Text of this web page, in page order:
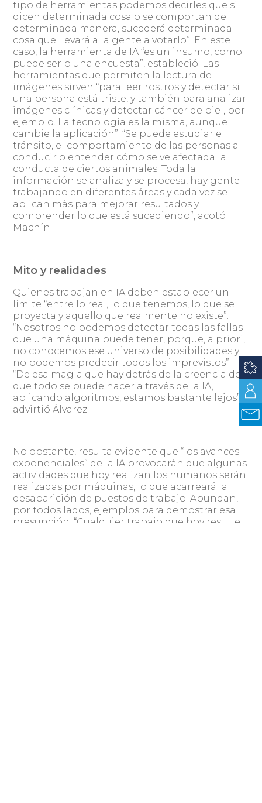
tipo de herramientas podemos decirles que si
dicen determinada cosa o se comportan de
determinada manera, sucederá determinada
cosa que llevará a la gente a votarlo”. En este
caso, la herramienta de IA “es un insumo, como
puede serlo una encuesta”, estableció. Las
herramientas que permiten la lectura de
imágenes sirven “para leer rostros y detectar si
una persona está triste, y también para analizar
imágenes clínicas y detectar cáncer de piel, por
ejemplo. La tecnología es la misma, aunque
cambie la aplicación”. “Se puede estudiar el
tránsito, el comportamiento de las personas al
conducir o entender cómo se ve afectada la
conducta de ciertos animales. Toda la
información se analiza y se procesa, hay gente
trabajando en diferentes áreas y cada vez se
aplican más para mejorar resultados y
comprender lo que está sucediendo”, acotó
Machín.
Mito y realidades
Quienes trabajan en IA deben establecer un
límite “entre lo real, lo que tenemos, lo que se
proyecta y aquello que realmente no existe”.
“Nosotros no podemos detectar todas las fallas
que una máquina puede tener, porque, a priori,
no conocemos ese universo de posibilidades y
no podemos predecir todos los imprevistos”.
“De esa magia que hay detrás de la creencia de
que todo se puede hacer a través de la IA,
aplicando algoritmos, estamos bastante lejos”,
advirtió Álvarez.
No obstante, resulta evidente que “los avances
exponenciales” de la IA provocarán que algunas
actividades que hoy realizan los humanos serán
realizadas por máquinas, lo que acarreará la
desaparición de puestos de trabajo. Abundan,
por todos lados, ejemplos para demostrar esa
presunción. “Cualquier trabajo que hoy resulte